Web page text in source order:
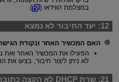
במצלמת הווידאו (
).
12: יעד החיבור לא נמצא
האם המכשיר האחר ונקודת
הפעילו את המכשיר האחר ואת
לא ניתן ליצור חיבור, בצעו את
21: שרת DHCP לא הקצה כתובת